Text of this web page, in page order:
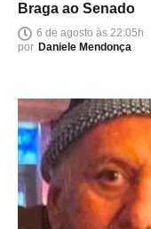
Braga ao Senado
6 de agosto às 22:05h
por Daniele Mendonça